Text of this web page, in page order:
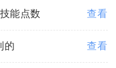
能点数 查看
的 查看